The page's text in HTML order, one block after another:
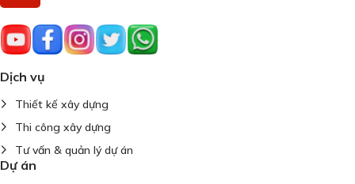
Dịch vụ
Thiết kế xây dựng
Thi công xây dựng
Tư vấn & quản lý dự án
Dự án